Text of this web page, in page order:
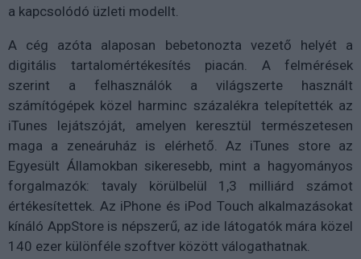
a kapcsolódó üzleti modellt.
A cég azóta alaposan bebetonozta vezető helyét a
digitális tartalomértékesítés piacán. A felmérések
szerint a felhasználók a világszerte használt
számítógépek közel harminc százalékra telepítették az
iTunes lejátszóját, amelyen keresztül természetesen
maga a zeneáruház is elérhető. Az iTunes store az
Egyesült Államokban sikeresebb, mint a hagyományos
forgalmazók: tavaly körülbelül 1,3 milliárd számot
értékesítettek. Az iPhone és iPod Touch alkalmazásokat
kínáló AppStore is népszerű, az ide látogatók mára közel
140 ezer különféle szoftver között válogathatnak.